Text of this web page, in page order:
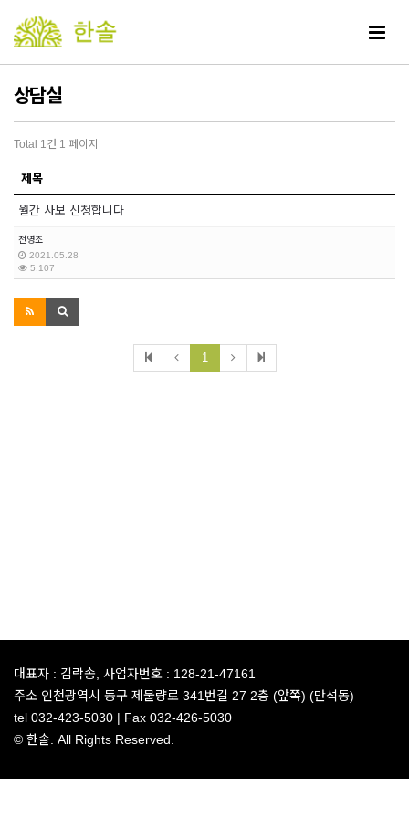
Toggle
상담실
Total 1건 1 페이지
제목
월간 사보 신청합니다
전영조
2021.05.28
5,107
1
대표자 : 김락송, 사업자번호 : 128-21-47161
주소 인천광역시 동구 제물량로 341번길 27 2층 (앞쪽) (만석동)
tel 032-423-5030 | Fax 032-426-5030
© 한솔. All Rights Reserved.